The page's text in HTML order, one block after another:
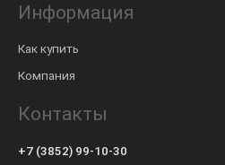
Информация
Как купить
Компания
Контакты
+7 (3852) 99-10-30